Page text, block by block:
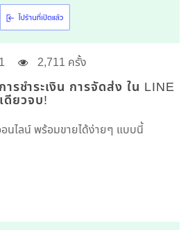
2,711 ครั้ง
รชำระเงิน การจัดส่ง ใน LINE
ดียวจบ!
อนไลน์ พร้อมขายได้ง่ายๆ แบบนี้